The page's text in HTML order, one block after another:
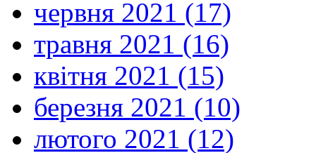
червня 2021 (17)
травня 2021 (16)
квітня 2021 (15)
березня 2021 (10)
лютого 2021 (12)